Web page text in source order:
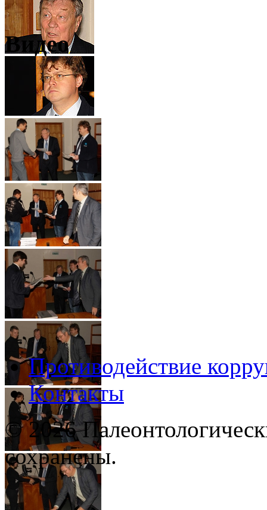
Видео
Противодействие
Контакты
© 2026
сохранены.